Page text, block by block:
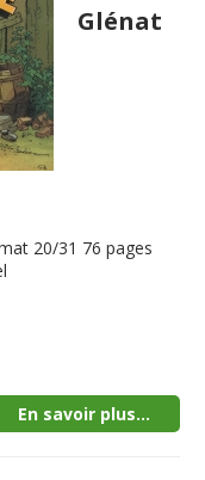
Glénat
20/31 76 pages
En savoir plus...